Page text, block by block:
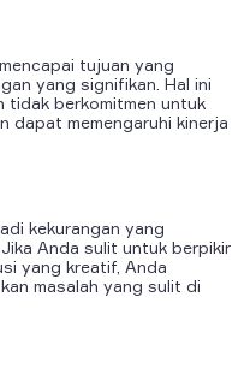
tujuan yang
yang signifikan. Hal ini
tidak berkomitmen untuk
dapat memengaruhi kinerja
kekurangan yang
Anda sulit untuk berpikir
yang kreatif, Anda
masalah yang sulit di